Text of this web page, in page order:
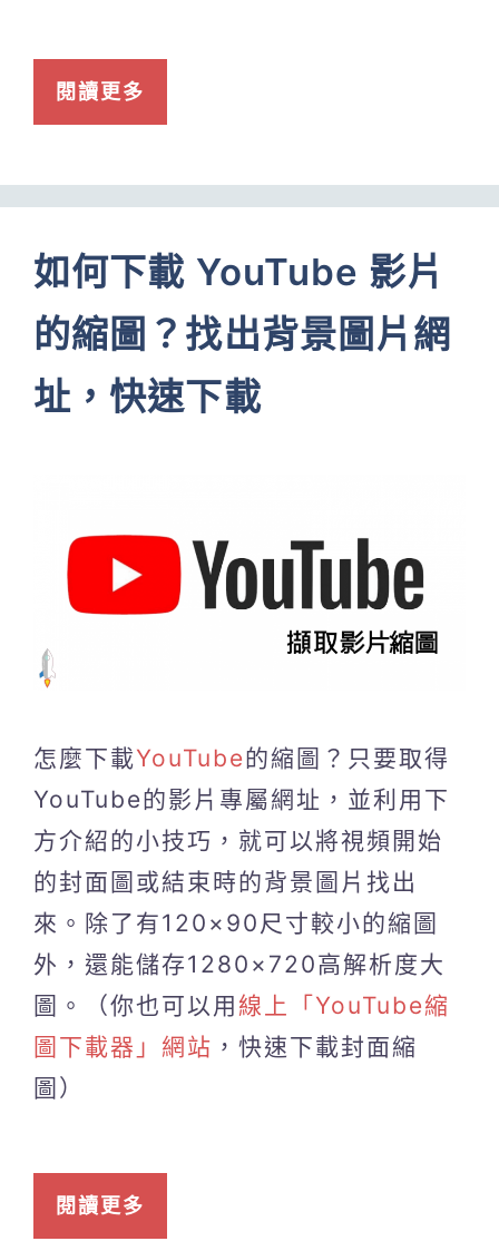
閱讀更多
如何下載 YouTube 影片
的縮圖？找出背景圖片網
址，快速下載
怎麼下載YouTube的縮圖？只要取得
YouTube的影片專屬網址，並利用下
方介紹的小技巧，就可以將視頻開始
的封面圖或結束時的背景圖片找出
來。除了有120×90尺寸較小的縮圖
外，還能儲存1280×720高解析度大
圖。（你也可以用 線上「YouTube縮
圖下載器」網站 ，快速下載封面縮
圖）
閱讀更多